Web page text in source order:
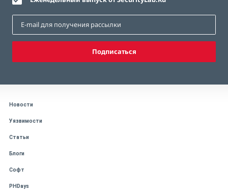
Подписаться
Новости
Уязвимости
Статьи
Блоги
Софт
PHDays